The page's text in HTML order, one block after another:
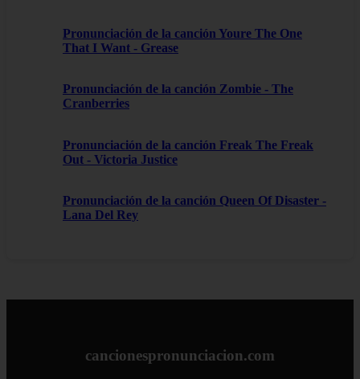
Pronunciación de la canción Youre The One
That I Want - Grease
Pronunciación de la canción Zombie - The
Cranberries
Pronunciación de la canción Freak The Freak
Out - Victoria Justice
Pronunciación de la canción Queen Of Disaster -
Lana Del Rey
cancionespronunciacion.com